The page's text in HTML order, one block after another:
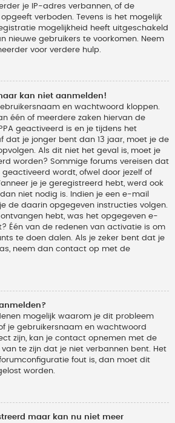
je IP-adres verbannen, of de
verboden. Tevens is het mogelijk
mogelijkheid heeft uitgeschakeld
nieuwe gebruikers te voorkomen. Neem
voor verdere hulp.
kan niet aanmelden!
en wachtwoord kloppen.
één of meerdere zaken hiervan de
geactiveerd is en je tijdens het
dat je jonger bent dan 13 jaar, moet je de
Als dit niet het geval is, moet je
worden? Sommige forums vereisen dat
wordt, ofwel door jezelf of
je je geregistreerd hebt, werd ook
niet nodig is. Indien je een e-mail
de daarin opgegeven instructies volgen.
hebt, was het opgegeven e-
Één van de redenen van activatie is om
te doen dalen. Als je zeker bent dat je
neem dan contact op met de
mogelijk waarom je dit probleem
je gebruikersnaam en wachtwoord
zijn, kan je contact opnemen met de
te zijn dat je niet verbannen bent. Het
fout is, dan moet dit
worden.
maar kan nu niet meer